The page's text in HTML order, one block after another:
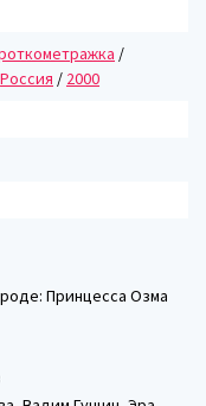
/
Россия / 2000
Принцесса Озма